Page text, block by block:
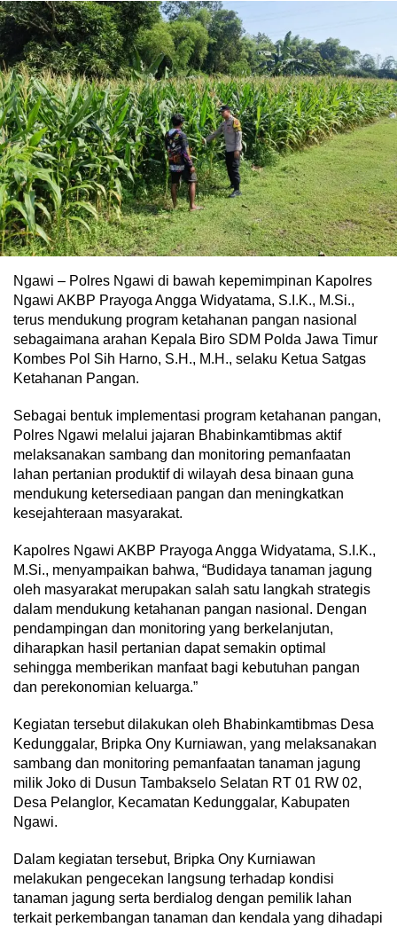
Ngawi – Polres Ngawi di bawah kepemimpinan Kapolres
Ngawi AKBP Prayoga Angga Widyatama, S.I.K., M.Si.,
terus mendukung program ketahanan pangan nasional
sebagaimana arahan Kepala Biro SDM Polda Jawa Timur
Kombes Pol Sih Harno, S.H., M.H., selaku Ketua Satgas
Ketahanan Pangan.
Sebagai bentuk implementasi program ketahanan pangan,
Polres Ngawi melalui jajaran Bhabinkamtibmas aktif
melaksanakan sambang dan monitoring pemanfaatan
lahan pertanian produktif di wilayah desa binaan guna
mendukung ketersediaan pangan dan meningkatkan
kesejahteraan masyarakat.
Kapolres Ngawi AKBP Prayoga Angga Widyatama, S.I.K.,
M.Si., menyampaikan bahwa, “Budidaya tanaman jagung
oleh masyarakat merupakan salah satu langkah strategis
dalam mendukung ketahanan pangan nasional. Dengan
pendampingan dan monitoring yang berkelanjutan,
diharapkan hasil pertanian dapat semakin optimal
sehingga memberikan manfaat bagi kebutuhan pangan
dan perekonomian keluarga.”
Kegiatan tersebut dilakukan oleh Bhabinkamtibmas Desa
Kedunggalar, Bripka Ony Kurniawan, yang melaksanakan
sambang dan monitoring pemanfaatan tanaman jagung
milik Joko di Dusun Tambakselo Selatan RT 01 RW 02,
Desa Pelanglor, Kecamatan Kedunggalar, Kabupaten
Ngawi.
Dalam kegiatan tersebut, Bripka Ony Kurniawan
melakukan pengecekan langsung terhadap kondisi
tanaman jagung serta berdialog dengan pemilik lahan
terkait perkembangan tanaman dan kendala yang dihadapi